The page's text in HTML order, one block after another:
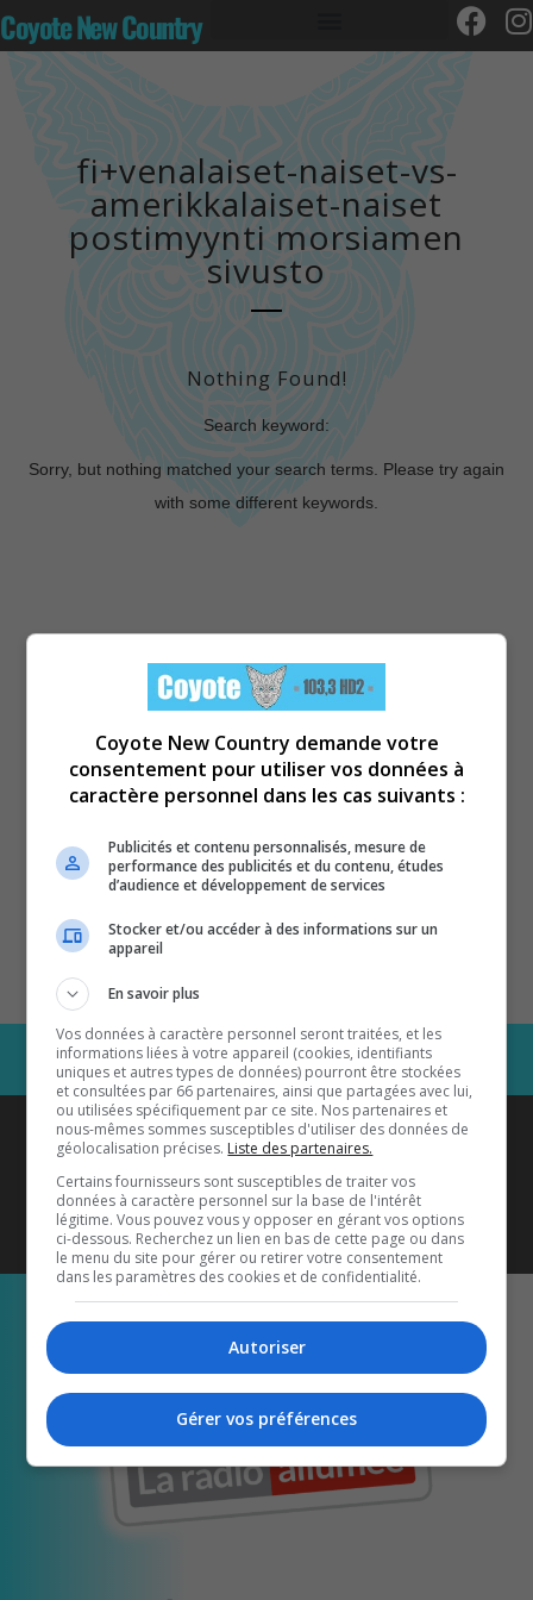
Coyote New Country
fi+venalaiset-naiset-vs-
amerikkalaiset-naiset
postimyynti morsiamen
sivusto
Nothing Found!
Search keyword:
Sorry, but nothing matched your search terms. Please try again
with some different keywords.
Coyote New Countryest diffusé
également sur1033 HD2
Écoutez-nous aussi sur…
Coyote New Country demande votre
consentement pour utiliser vos données à
caractère personnel dans les cas suivants :
Publicités et contenu personnalisés, mesure de
performance des publicités et du contenu, études
d’audience et développement de services
Stocker et/ou accéder à des informations sur un
appareil
En savoir plus
Vos données à caractère personnel seront traitées, et les
informations liées à votre appareil (cookies, identifiants
uniques et autres types de données) pourront être stockées
et consultées par 66 partenaires, ainsi que partagées avec lui,
ou utilisées spécifiquement par ce site. Nos partenaires et
nous-mêmes sommes susceptibles d'utiliser des données de
géolocalisation précises. Liste des partenaires.
Certains fournisseurs sont susceptibles de traiter vos
données à caractère personnel sur la base de l'intérêt
légitime. Vous pouvez vous y opposer en gérant vos options
ci-dessous. Recherchez un lien en bas de cette page ou dans
le menu du site pour gérer ou retirer votre consentement
dans les paramètres des cookies et de confidentialité.
Autoriser
Gérer vos préférences